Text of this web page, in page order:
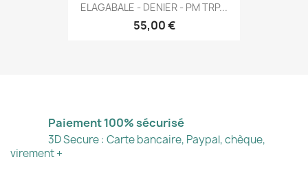
ELAGABALE - DENIER - PM TRP...
55,00 €
Paiement 100% sécurisé
3D Secure : Carte bancaire, Paypal, chèque,
virement +